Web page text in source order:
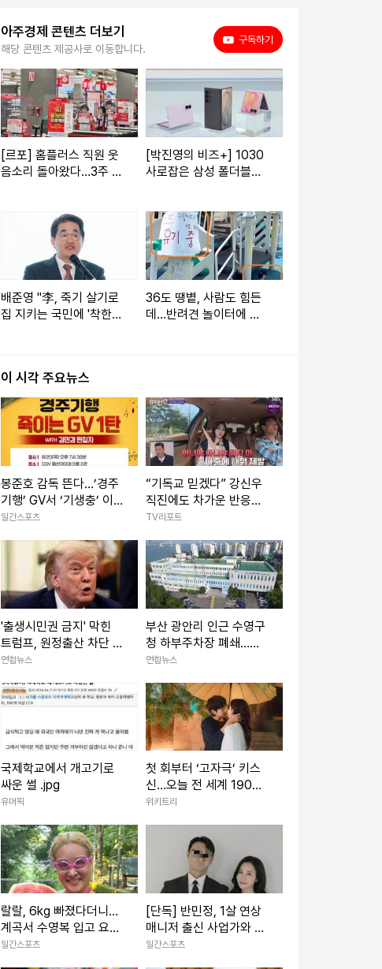
아주경제 콘텐츠 더보기
해당 콘텐츠 제공사로 이동합니다.
구독하기
[르포] 홈플러스 직원 웃
음소리 돌아왔다…3주 만
[박진영의 비즈+] 1030
사로잡은 삼성 폴더블
배준영 "李, 죽기 살기로
집 지키는 국민에 '착한
36도 땡볕, 사람도 힘든
데…반려견 놀이터에 묶
이 시각 주요뉴스
봉준호 감독 뜬다…’경주
기행’ GV서 ‘기생충’ 이정
은X박소담 재회
일간스포츠
“기독교 믿겠다” 강신우
직진에도 차가운 반응…
김다혜 “이성적 감정 떨
TV리포트
'출생시민권 금지' 막힌
트럼프, 원정출산 차단 행
정명령 서명(종합)
연합뉴스
부산 광안리 인근 수영구
청 하부주차장 폐쇄…주
차난 우려
연합뉴스
국제학교에서 개고기로
싸운 썰 .jpg
유머픽
첫 회부터 ‘고자극’ 키스
신…오늘 전 세계 190여
개국에 풀리는 ‘한국 드라
위키트리
랄랄, 6kg 빠졌다더니…
계곡서 수영복 입고 요염
포즈 [IS하이컷]
일간스포츠
[단독] 반민정, 1살 연상
매니저 출신 사업가와 결
혼 …♥신랑 “신혼여행 이
일간스포츠